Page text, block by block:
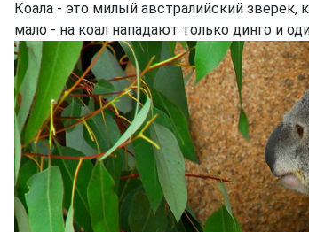
Коала - это милый австралийский
мало - на коал нападают только динго и